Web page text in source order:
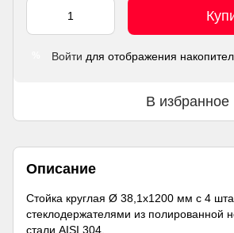
Войти для отображения
В избранное
Описание
Стойка круглая Ø 38,1х1200 мм с 4
стеклодержателями из полированной
стали AISI 304.